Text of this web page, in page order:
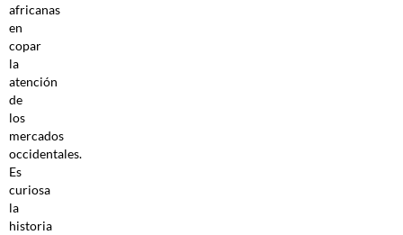
africanas
en
copar
la
atención
de
los
mercados
occidentales.
Es
curiosa
la
historia